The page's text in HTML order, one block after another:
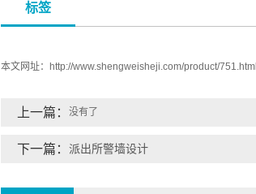
标签
本文网址： http://www.shengweisheji.com/product/751.html
上一篇： 没有了
下一篇： 派出所警墙设计